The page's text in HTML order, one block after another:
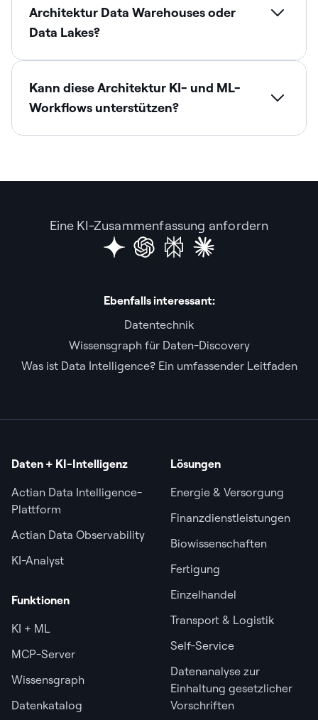
Architektur Data Warehouses oder
Data Lakes?
Kann diese Architektur KI- und ML-
Workflows unterstützen?
Eine KI-Zusammenfassung anfordern
Ebenfalls interessant:
Datentechnik
Wissensgraph für Daten-Discovery
Was ist Data Intelligence? Ein umfassender Leitfaden
Daten + KI-Intelligenz
Actian Data Intelligence-
Plattform
Actian Data Observability
KI-Analyst
Funktionen
KI + ML
MCP-Server
Wissensgraph
Datenkatalog
Lösungen
Energie & Versorgung
Finanzdienstleistungen
Biowissenschaften
Fertigung
Einzelhandel
Transport & Logistik
Self-Service
Datenanalyse zur
Einhaltung gesetzlicher
Vorschriften